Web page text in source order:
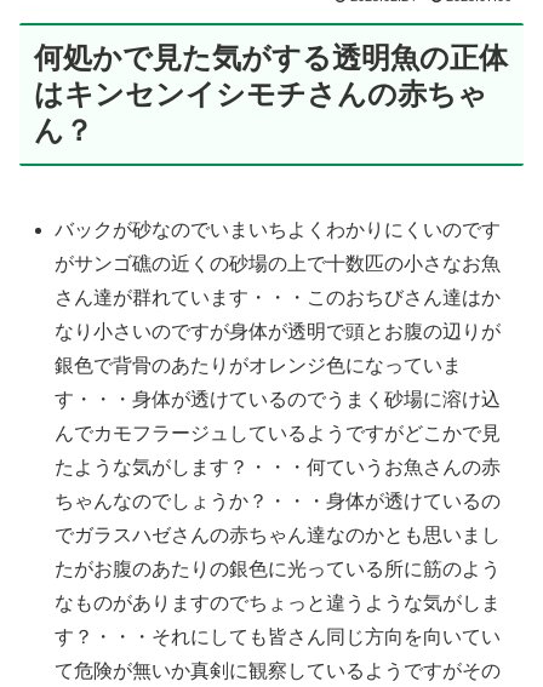
何処かで見た気がする透明魚の正体
はキンセンイシモチさんの赤ちゃ
ん？
バックが砂なのでいまいちよくわかりにくいのです
がサンゴ礁の近くの砂場の上で十数匹の小さなお魚
さん達が群れています・・・このおちびさん達はか
なり小さいのですが身体が透明で頭とお腹の辺りが
銀色で背骨のあたりがオレンジ色になっていま
す・・・身体が透けているのでうまく砂場に溶け込
んでカモフラージュしているようですがどこかで見
たような気がします？・・・何ていうお魚さんの赤
ちゃんなのでしょうか？・・・身体が透けているの
でガラスハゼさんの赤ちゃん達なのかとも思いまし
たがお腹のあたりの銀色に光っている所に筋のよう
なものがありますのでちょっと違うような気がしま
す？・・・それにしても皆さん同じ方向を向いてい
て危険が無いか真剣に観察しているようですがその